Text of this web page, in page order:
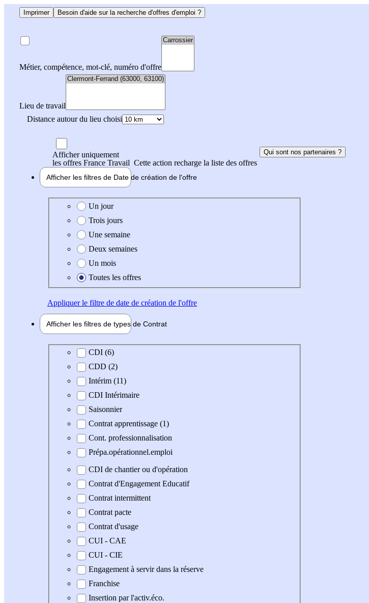
Imprimer Besoin d'aide sur la recherche d'offres d'emploi ?
Métier, compétence, mot-clé, numéro d'offre
Lieu de travail
Distance autour du lieu choisi
Afficher uniquement
les offres France Travail Cette action recharge la liste des offres
Qui sont nos partenaires ?
Afficher les filtres de Date de création de l'offre
Date de création de l'offre
Un jour
Trois jours
Une semaine
Deux semaines
Un mois
Toutes les offres
Appliquerle filtre de date de création de l'offre
Afficher les filtres de types de Contrat
Type de contrat
CDI (6)
CDD (2)
Intérim (11)
CDI Intérimaire
Saisonnier
Contrat apprentissage (1)
Cont. professionnalisation
Prépa.opérationnel.emploi
CDI de chantier ou d'opération
Contrat d'Engagement Educatif
Contrat intermittent
Contrat pacte
Contrat d'usage
CUI - CAE
CUI - CIE
Engagement à servir dans la réserve
Franchise
Insertion par l'activ.éco.